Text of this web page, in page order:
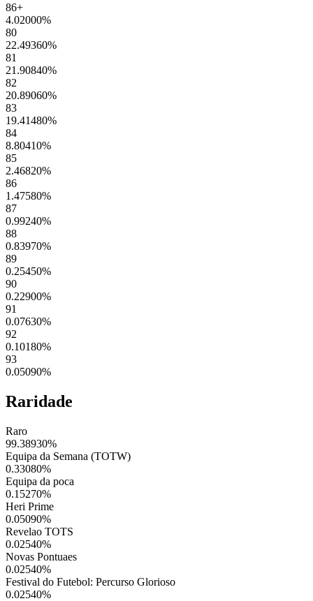
86+
4.02000%
80
22.49360%
81
21.90840%
82
20.89060%
83
19.41480%
84
8.80410%
85
2.46820%
86
1.47580%
87
0.99240%
88
0.83970%
89
0.25450%
90
0.22900%
91
0.07630%
92
0.10180%
93
0.05090%
Raridade
Raro
99.38930%
Equipa da Semana (TOTW)
0.33080%
Equipa da poca
0.15270%
Heri Prime
0.05090%
Revelao TOTS
0.02540%
Novas Pontuaes
0.02540%
Festival do Futebol: Percurso Glorioso
0.02540%